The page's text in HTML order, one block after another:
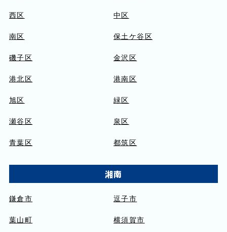
西区 中区
南区 保土ケ谷区
磯子区 金沢区
港北区 港南区
旭区 緑区
瀬谷区 泉区
青葉区 都筑区
湘南
鎌倉市 逗子市
葉山町 横須賀市